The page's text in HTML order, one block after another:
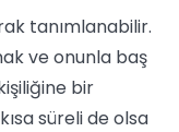
tanımlanabilir.
ve onunla baş
bir
süreli de olsa